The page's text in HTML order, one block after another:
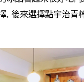
, 後來選擇點宇治青